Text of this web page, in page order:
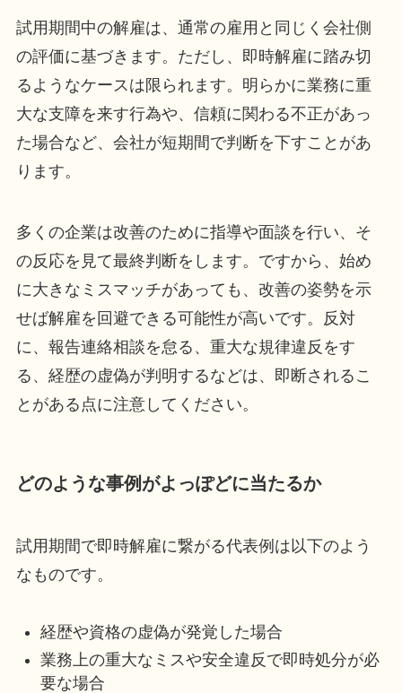
試用期間中の解雇は、通常の雇用と同じく会社側
の評価に基づきます。ただし、即時解雇に踏み切
るようなケースは限られます。明らかに業務に重
大な支障を来す行為や、信頼に関わる不正があっ
た場合など、会社が短期間で判断を下すことがあ
ります。
多くの企業は改善のために指導や面談を行い、そ
の反応を見て最終判断をします。ですから、始め
に大きなミスマッチがあっても、改善の姿勢を示
せば解雇を回避できる可能性が高いです。反対
に、報告連絡相談を怠る、重大な規律違反をす
る、経歴の虚偽が判明するなどは、即断されるこ
とがある点に注意してください。
どのような事例がよっぽどに当たるか
試用期間で即時解雇に繋がる代表例は以下のよう
なものです。
経歴や資格の虚偽が発覚した場合
業務上の重大なミスや安全違反で即時処分が必
要な場合